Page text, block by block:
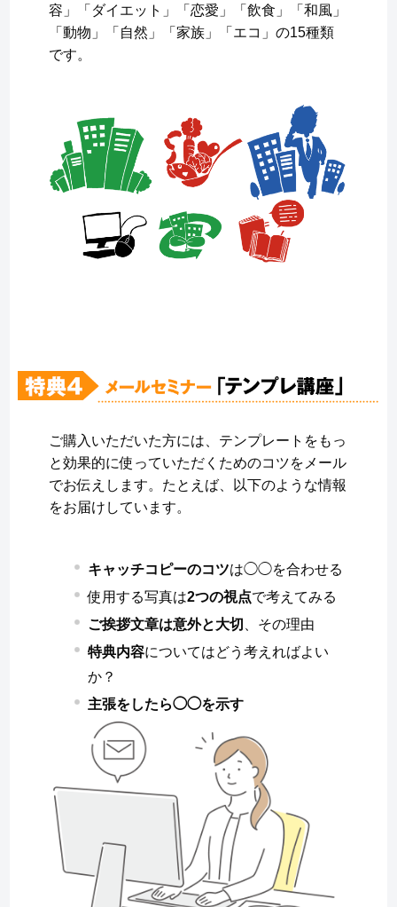
容」「ダイエット」「恋愛」「飲食」「和風」
「動物」「自然」「家族」「エコ」の15種類
です。
ご購入いただいた方には、テンプレートをもっ
と効果的に使っていただくためのコツをメール
でお伝えします。たとえば、以下のような情報
をお届けしています。
キャッチコピーのコツは◯◯を合わせる
使用する写真は2つの視点で考えてみる
ご挨拶文章は意外と大切
、その理由
特典内容についてはどう考えればよい
か？
主張をしたら◯◯を示す